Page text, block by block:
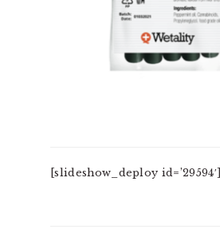
[slideshow_deploy id=’29594′]